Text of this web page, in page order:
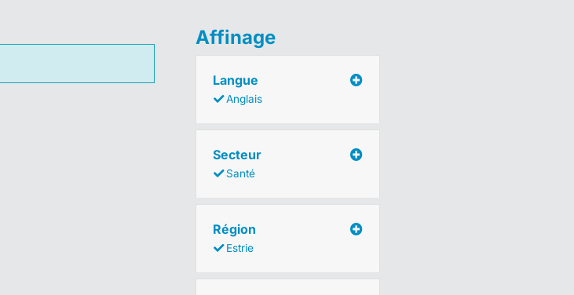
Affinage
Langue
Anglais
Secteur
Santé
Région
Estrie